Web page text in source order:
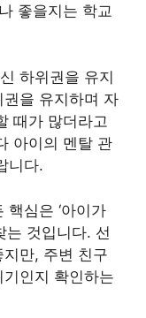
좋을지는 학교
하위권을 유지
을 유지하며 자
때가 많더라고
아이의 멘탈 관
니다.
심은 ‘아이가
는 것입니다. 선
만, 주변 친구
인지 확인하는